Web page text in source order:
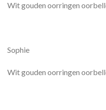
Wit gouden oorringen
Sophie
Wit gouden oorringen